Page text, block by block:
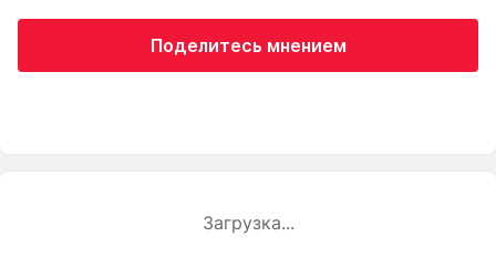
Поделитесь мнением
Загрузка...